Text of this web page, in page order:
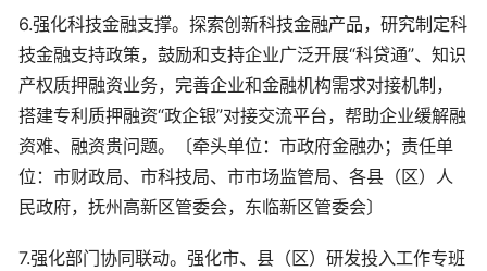
6.强化科技金融支撑。探索创新科技金融产品，研究制定科
技金融支持政策，鼓励和支持企业广泛开展“科贷通”、知识
产权质押融资业务，完善企业和金融机构需求对接机制，
搭建专利质押融资“政企银”对接交流平台，帮助企业缓解融
资难、融资贵问题。〔牵头单位：市政府金融办；责任单
位：市财政局、市科技局、市市场监管局、各县（区）人
民政府，抚州高新区管委会，东临新区管委会〕
7.强化部门协同联动。强化市、县（区）研发投入工作专班